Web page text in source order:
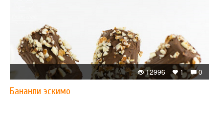
0
1
12996
Бананли эскимо